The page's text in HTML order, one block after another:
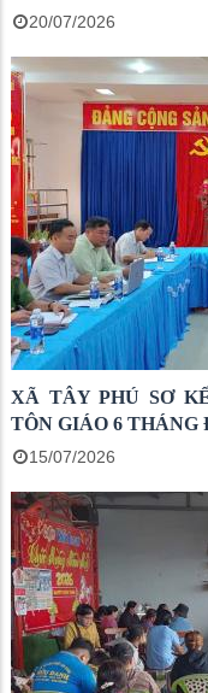
20/07/2026
XÃ TÂY PHÚ SƠ
TÔN GIÁO 6 THÁNG
15/07/2026